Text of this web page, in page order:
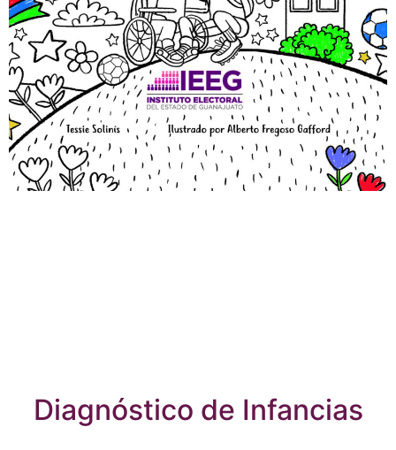
Diagnóstico de Infancias